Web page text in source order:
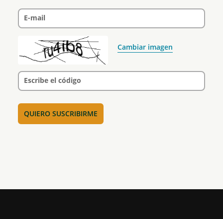
E-mail
Cambiar imagen
Escribe el código